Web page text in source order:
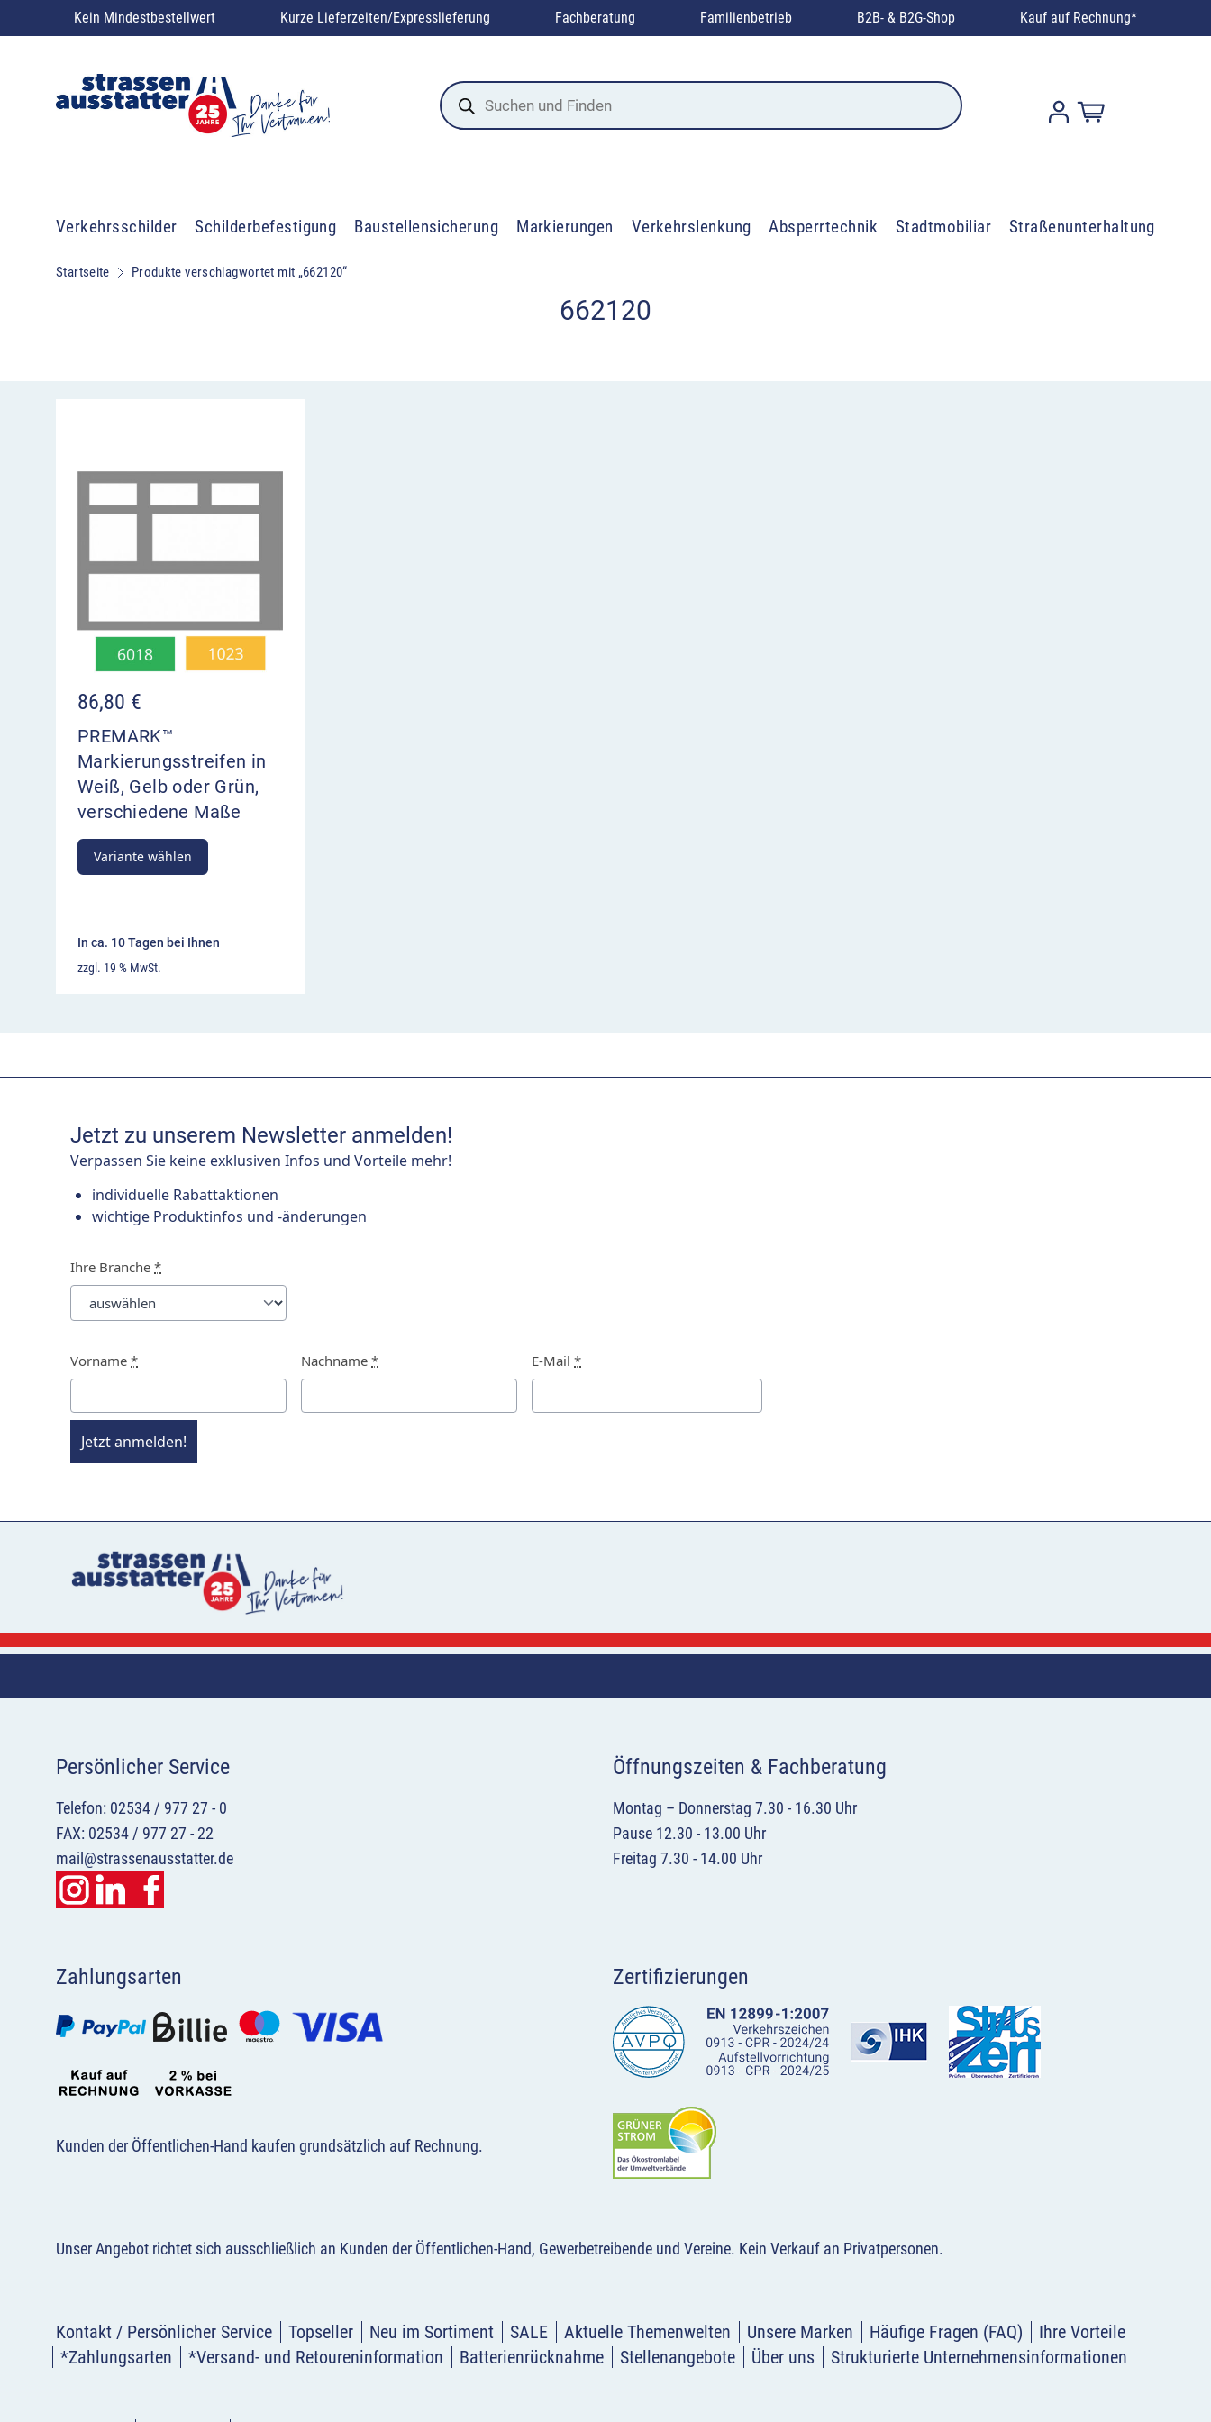
Kein Mindestbestellwert Kurze Lieferzeiten/Expresslieferung Fachberatung Familienbetrieb B2B- & B2G-Shop Kauf auf Rechnung*
Products
search
Verkehrsschilder Schilderbefestigung Baustellensicherung Markierungen Verkehrslenkung Absperrtechnik Stadtmobiliar Straßenunterhaltung
Startseite Produkte verschlagwortet mit „662120“
662120
86,80 €
PREMARK™
Markierungsstreifen in
Weiß, Gelb oder Grün,
verschiedene Maße
Variante wählen
In ca. 10 Tagen bei Ihnen
zzgl. 19 % MwSt.
Jetzt zu unserem Newsletter anmelden!
Verpassen Sie keine exklusiven Infos und Vorteile mehr!
individuelle Rabattaktionen
wichtige Produktinfos und -änderungen
Ihre Branche *
Vorname * Nachname * E-Mail *
Jetzt anmelden!
Persönlicher Service
Telefon: 02534 / 977 27 - 0
FAX: 02534 / 977 27 - 22
mail@strassenausstatter.de
Öffnungszeiten & Fachberatung
Montag – Donnerstag 7.30 - 16.30 Uhr
Pause 12.30 - 13.00 Uhr
Freitag 7.30 - 14.00 Uhr
Zahlungsarten
Kunden der Öffentlichen-Hand kaufen grundsätzlich auf Rechnung.
Zertifizierungen
Unser Angebot richtet sich ausschließlich an Kunden der Öffentlichen-Hand, Gewerbetreibende und Vereine. Kein Verkauf an Privatpersonen.
Kontakt / Persönlicher Service Topseller Neu im Sortiment SALE Aktuelle Themenwelten Unsere Marken Häufige Fragen (FAQ)
Ihre Vorteile
*Zahlungsarten
*Versand- und Retoureninformation Batterienrücknahme Stellenangebote Über uns Strukturierte Unternehmensinformationen